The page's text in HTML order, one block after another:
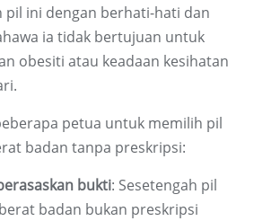
pil ini dengan berhati-hati dan
ia tidak bertujuan untuk
obesiti atau keadaan kesihatan
petua untuk memilih pil
badan tanpa preskripsi:
bukti: Sesetengah pil
badan bukan preskripsi